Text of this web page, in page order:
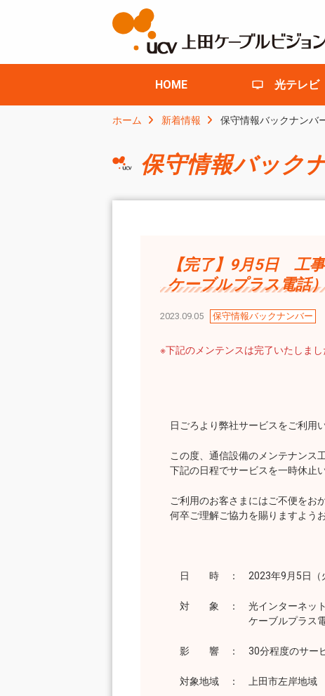
HOME 光テレビ
ホーム 新着情報 保守情報バックナンバ
保守情報バック
【完了】9月5日 工
ケーブルプラス電話
2023.09.05 保守情報バックナンバー
※下記のメンテンスは完了いたしま
日ごろより弊社サービスをご利用
この度、通信設備のメンテナンス工
下記の日程でサービスを一時休止い
ご利用のお客さまにはご不便をお
何卒ご理解ご協力を賜りますよう
日 時 ： 2023年9月5日（火
対 象 ： 光インターネット接
ケーブルプラス電
影 響 ： 30分程度のサービス
対象地域 ： 上田市左岸地域